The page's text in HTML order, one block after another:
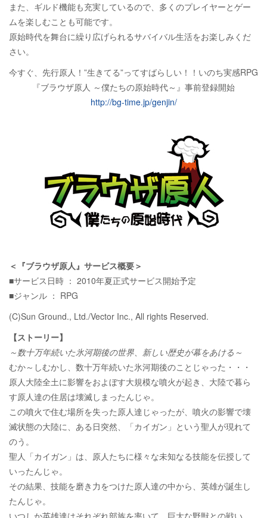
また、ギルド機能も充実しているので、多くのプレイヤーとゲー
ムを楽しむことも可能です。
原始時代を舞台に繰り広げられるサバイバル生活をお楽しみくだ
さい。
今すぐ、先行原人！”生きてる”ってすばらしい！！いのち実感RPG
『ブラウザ原人 ～僕たちの原始時代～』事前登録開始
http://bg-time.jp/genjin/
＜『ブラウザ原人』サービス概要＞
■サービス日時 ： 2010年夏正式サービス開始予定
■ジャンル ： RPG
(C)Sun Ground., Ltd./Vector Inc., All rights Reserved.
【ストーリー】
～数十万年続いた氷河期後の世界、新しい歴史が幕をあける～
むか～しむかし、数十万年続いた氷河期後のことじゃった・・・
原人大陸全土に影響をおよぼす大規模な噴火が起き、大陸で暮ら
す原人達の住居は壊滅しまったんじゃ。
この噴火で住む場所を失った原人達じゃったが、噴火の影響で壊
滅状態の大陸に、ある日突然、「カイガン」という聖人が現れて
のう。
聖人「カイガン」は、原人たちに様々な未知なる技能を伝授して
いったんじゃ。
その結果、技能を磨き力をつけた原人達の中から、英雄が誕生し
たんじゃ。
いつしか英雄達はそれぞれ部族を率いて、巨大な野獣との戦い